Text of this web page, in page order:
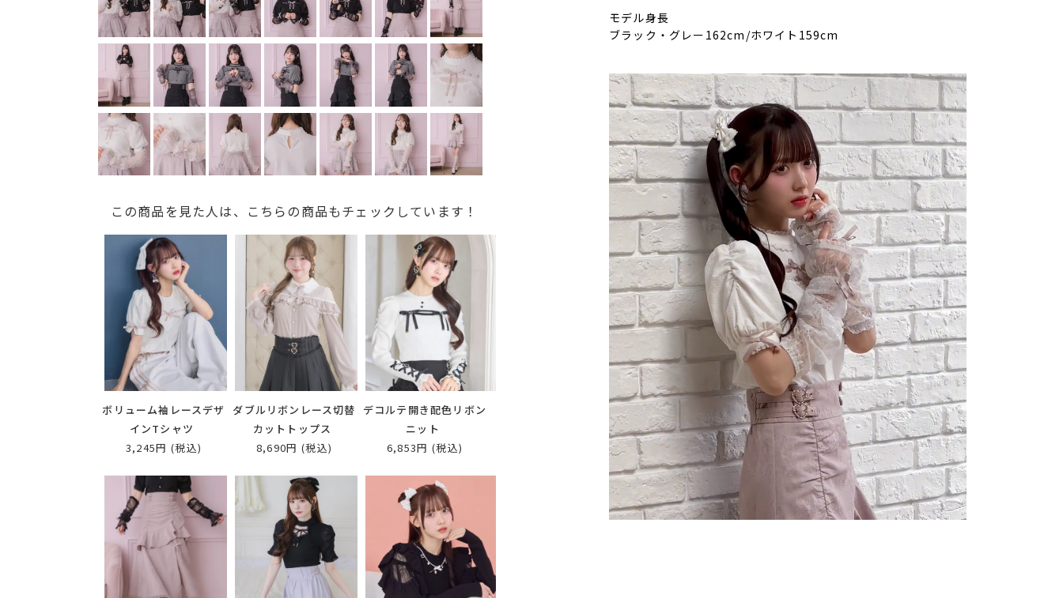
この商品を見た人は、こちらの商品もチェックしています！
ボリューム袖レースデザ
インTシャツ
3,245円 (税込)
ダブルリボンレース切替
カットトップス
8,690円 (税込)
デコルテ開き配色リボン
ニット
6,853円 (税込)
モデル身長
ブラック・グレー162cm/ホワイト159cm